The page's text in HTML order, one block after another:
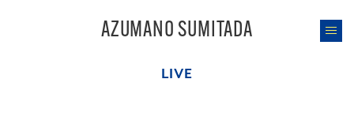
AZUMANO SUMITADA
LIVE